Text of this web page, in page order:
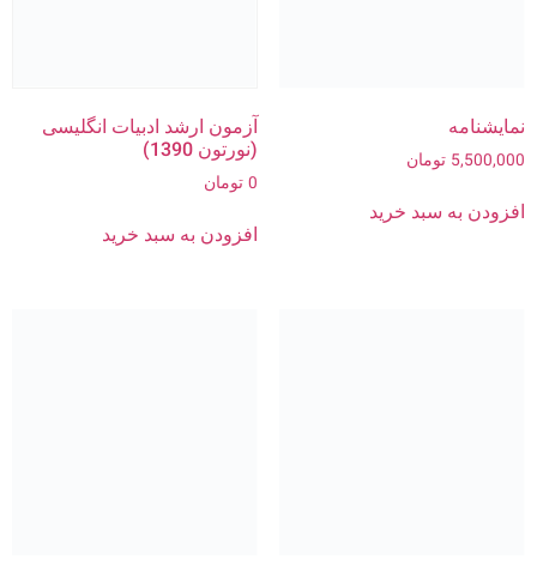
نمایشنامه
5,500,000 تومان
افزودن به سبد خرید
آزمون ارشد ادبیات انگلیسی
(نورتون 1390)
0 تومان
افزودن به سبد خرید